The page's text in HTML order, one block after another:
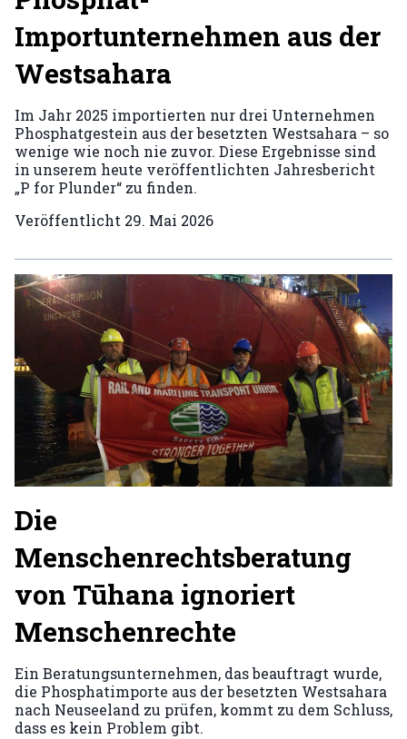
Importunternehmen aus der
Westsahara
Im Jahr 2025 importierten nur drei Unternehmen
Phosphatgestein aus der besetzten Westsahara – so
wenige wie noch nie zuvor. Diese Ergebnisse sind
in unserem heute veröffentlichten Jahresbericht
„P for Plunder“ zu finden.
Veröffentlicht 29. Mai 2026
Die
Menschenrechtsberatung
von Tūhana ignoriert
Menschenrechte
Ein Beratungsunternehmen, das beauftragt wurde,
die Phosphatimporte aus der besetzten Westsahara
nach Neuseeland zu prüfen, kommt zu dem Schluss,
dass es kein Problem gibt.